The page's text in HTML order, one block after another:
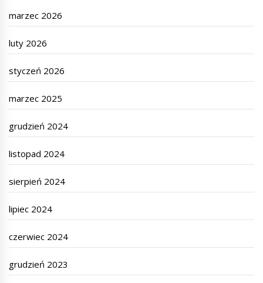
marzec 2026
luty 2026
styczeń 2026
marzec 2025
grudzień 2024
listopad 2024
sierpień 2024
lipiec 2024
czerwiec 2024
grudzień 2023